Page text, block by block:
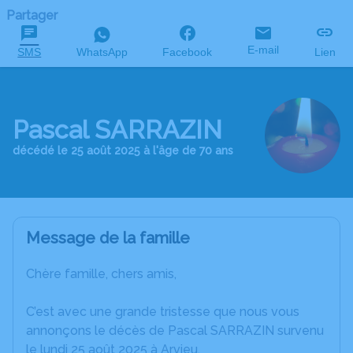
Partager
SMS WhatsApp Facebook E-mail Lien
Pascal SARRAZIN
décédé le 25 août 2025 à l'âge de 70 ans
Message de la famille
Chère famille, chers amis,
C’est avec une grande tristesse que nous vous
annonçons le décès de Pascal SARRAZIN survenu
le lundi 25 août 2025 à Arvieu.